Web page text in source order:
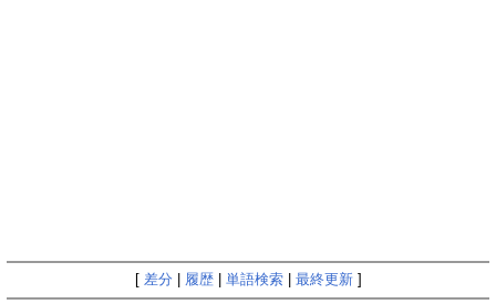
[ 差分 履歴| 単語検索| 最終更新]